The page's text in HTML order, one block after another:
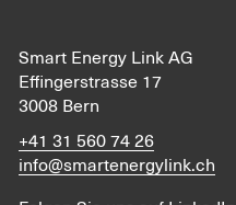
Smart Energy Link AG
Effingerstrasse 17
3008 Bern
+41 31 560 74 26
info@smartenergylink.ch